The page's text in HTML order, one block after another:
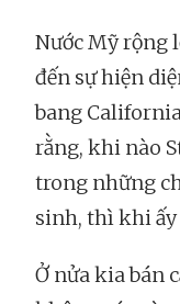
Nước Mỹ rộng
đến sự hiện
bang
rằng, khi nào
trong những
sinh, thì khi ấy
Ở nửa kia bán